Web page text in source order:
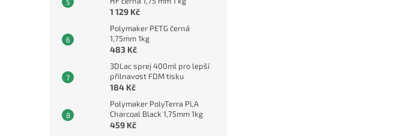
1 129 Kč
Polymaker PETG černá
1,75mm 1kg
483 Kč
3DLac sprej 400ml pro lepší
přilnavost FDM tisku
184 Kč
Polymaker PolyTerra PLA
Charcoal Black 1,75mm 1kg
459 Kč